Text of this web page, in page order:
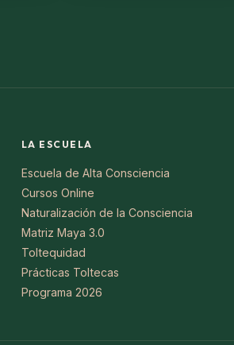
LA ESCUELA
Escuela de Alta Consciencia
Cursos Online
Naturalización de la Consciencia
Matriz Maya 3.0
Toltequidad
Prácticas Toltecas
Programa 2026